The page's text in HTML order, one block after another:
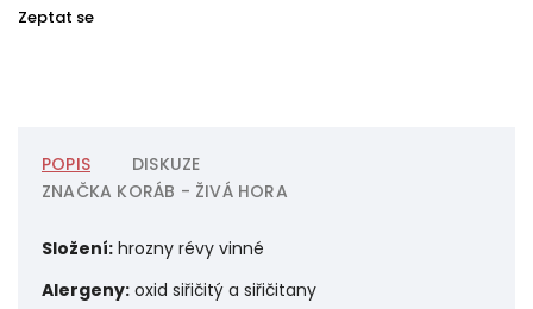
Zeptat se
POPIS
DISKUZE
ZNAČKA KORÁB - ŽIVÁ HORA
Složení: hrozny révy vinné
Alergeny: oxid siřičitý a siřičitany